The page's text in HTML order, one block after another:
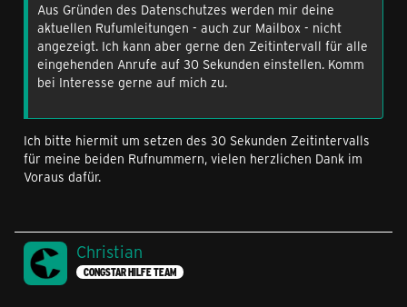
Aus Gründen des Datenschutzes werden mir deine
aktuellen Rufumleitungen - auch zur Mailbox - nicht
angezeigt. Ich kann aber gerne den Zeitintervall für alle
eingehenden Anrufe auf 30 Sekunden einstellen. Komm
bei Interesse gerne auf mich zu.
Ich bitte hiermit um setzen des 30 Sekunden Zeitintervalls
für meine beiden Rufnummern, vielen herzlichen Dank im
Voraus dafür.
Christian
CONGSTAR HILFE TEAM